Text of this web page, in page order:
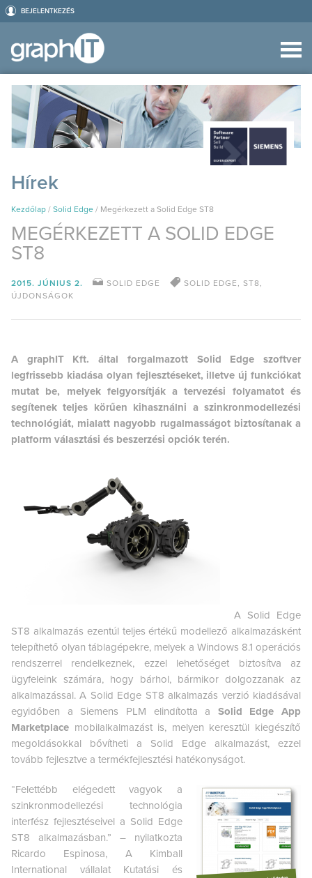
BEJELENTKEZÉS
Hírek
Kezdőlap / Solid Edge / Megérkezett a Solid Edge ST8
MEGÉRKEZETT A SOLID EDGE
ST8
2015. JÚNIUS 2. SOLID EDGE SOLID EDGE , ST8,
ÚJDONSÁGOK
A graphIT Kft. által forgalmazott Solid Edge szoftver
legfrissebb kiadása olyan fejlesztéseket, illetve új funkciókat
mutat be, melyek felgyorsítják a tervezési folyamatot és
segítenek teljes körűen kihasználni a szinkronmodellezési
technológiát, mialatt nagyobb rugalmasságot biztosítanak a
platform választási és beszerzési opciók terén.
A Solid Edge
ST8 alkalmazás ezentúl teljes értékű modellező alkalmazásként
telepíthető olyan táblagépekre, melyek a Windows 8.1 operációs
rendszerrel rendelkeznek, ezzel lehetőséget biztosítva az
ügyfeleink számára, hogy bárhol, bármikor dolgozzanak az
alkalmazással. A Solid Edge ST8 alkalmazás verzió kiadásával
egyidőben a Siemens PLM elindította a Solid Edge App
Marketplace mobilalkalmazást is, melyen keresztül kiegészítő
megoldásokkal bővítheti a Solid Edge alkalmazást, ezzel
tovább fejlesztve a termékfejlesztési hatékonyságot.
“Felettébb elégedett vagyok a
szinkronmodellezési technológia
interfész fejlesztéseivel a Solid Edge
ST8 alkalmazásban.” – nyilatkozta
Ricardo Espinosa, A Kimball
International vállalat Kutatási és